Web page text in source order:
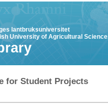
lantbruksuniversitet
University of Agricultural
for Student Projects